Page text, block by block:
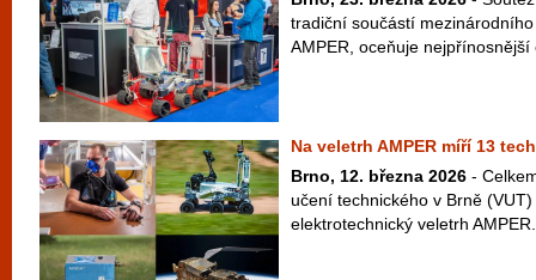
tradiční součástí
AMPER, oceňuje
Na veletrh AMPER míří 13
Brno, 12. března 2026 -
učení technického v Brně
elektrotechnický veletrh